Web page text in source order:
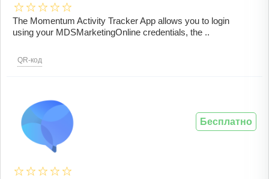
The Momentum Activity Tracker App allows you to login
using your MDSMarketingOnline credentials, the ..
QR-код
Бесплатно